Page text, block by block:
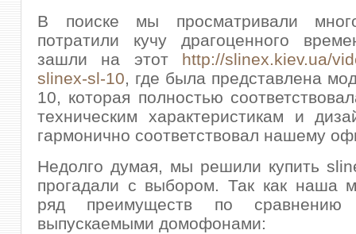
В поиске мы просматривали
потратили кучу драгоценного
зашли на этот http://slinex.kiev.ua/
slinex-sl-10, где была представлена
10, которая полностью
техническим характеристикам и
гармонично соответствовал нашему
Недолго думая, мы решили купить
прогадали с выбором. Так как наша
ряд преимуществ по
выпускаемыми домофонами: